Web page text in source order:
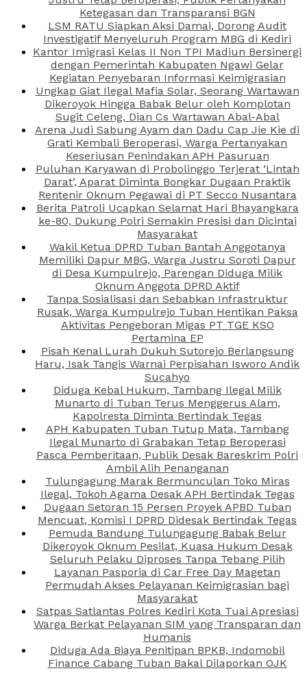
Ketegasan dan Transparansi BGN
LSM RATU Siapkan Aksi Damai, Dorong Audit
Investigatif Menyeluruh Program MBG di Kediri
Kantor Imigrasi Kelas II Non TPI Madiun Bersinergi
dengan Pemerintah Kabupaten Ngawi Gelar
Kegiatan Penyebaran Informasi Keimigrasian
Ungkap Giat Ilegal Mafia Solar, Seorang Wartawan
Dikeroyok Hingga Babak Belur oleh Komplotan
Sugit Celeng, Dian Cs Wartawan Abal-Abal
Arena Judi Sabung Ayam dan Dadu Cap Jie Kie di
Grati Kembali Beroperasi, Warga Pertanyakan
Keseriusan Penindakan APH Pasuruan
Puluhan Karyawan di Probolinggo Terjerat ‘Lintah
Darat’, Aparat Diminta Bongkar Dugaan Praktik
Rentenir Oknum Pegawai di PT Secco Nusantara
Berita Patroli Ucapkan Selamat Hari Bhayangkara
ke-80, Dukung Polri Semakin Presisi dan Dicintai
Masyarakat
Wakil Ketua DPRD Tuban Bantah Anggotanya
Memiliki Dapur MBG, Warga Justru Soroti Dapur
di Desa Kumpulrejo, Parengan Diduga Milik
Oknum Anggota DPRD Aktif
Tanpa Sosialisasi dan Sebabkan Infrastruktur
Rusak, Warga Kumpulrejo Tuban Hentikan Paksa
Aktivitas Pengeboran Migas PT TGE KSO
Pertamina EP
Pisah Kenal Lurah Dukuh Sutorejo Berlangsung
Haru, Isak Tangis Warnai Perpisahan Isworo Andik
Sucahyo
Diduga Kebal Hukum, Tambang Ilegal Milik
Munarto di Tuban Terus Menggerus Alam,
Kapolresta Diminta Bertindak Tegas
APH Kabupaten Tuban Tutup Mata, Tambang
Ilegal Munarto di Grabakan Tetap Beroperasi
Pasca Pemberitaan, Publik Desak Bareskrim Polri
Ambil Alih Penanganan
Tulungagung Marak Bermunculan Toko Miras
Ilegal, Tokoh Agama Desak APH Bertindak Tegas
Dugaan Setoran 15 Persen Proyek APBD Tuban
Mencuat, Komisi I DPRD Didesak Bertindak Tegas
Pemuda Bandung Tulungagung Babak Belur
Dikeroyok Oknum Pesilat, Kuasa Hukum Desak
Seluruh Pelaku Diproses Tanpa Tebang Pilih
Layanan Pasporia di Car Free Day Magetan
Permudah Akses Pelayanan Keimigrasian bagi
Masyarakat
Satpas Satlantas Polres Kediri Kota Tuai Apresiasi
Warga Berkat Pelayanan SIM yang Transparan dan
Humanis
Diduga Ada Biaya Penitipan BPKB, Indomobil
Finance Cabang Tuban Bakal Dilaporkan OJK